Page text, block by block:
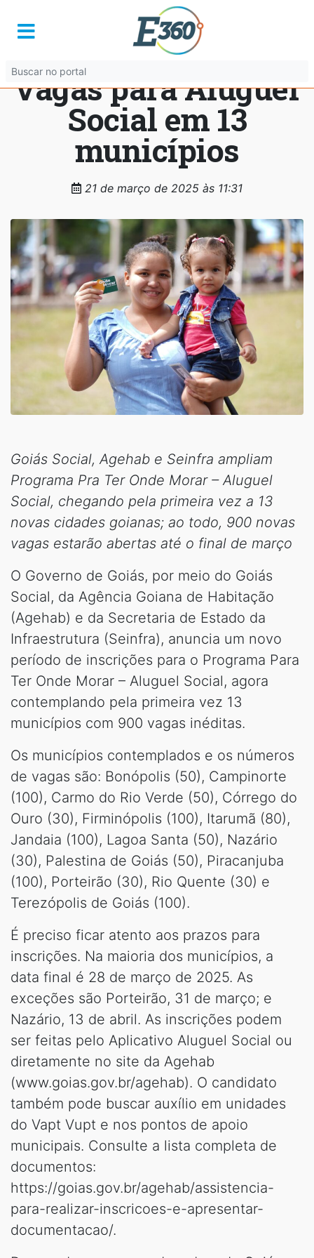
Governo de Goiás
abre 900 novas
vagas para Aluguel
Social em 13
municípios
21 de março de 2025 às 11:31
Goiás Social, Agehab e Seinfra ampliam
Programa Pra Ter Onde Morar – Aluguel
Social, chegando pela primeira vez a 13
novas cidades goianas; ao todo, 900 novas
vagas estarão abertas até o final de março
O Governo de Goiás, por meio do Goiás
Social, da Agência Goiana de Habitação
(Agehab) e da Secretaria de Estado da
Infraestrutura (Seinfra), anuncia um novo
período de inscrições para o Programa Para
Ter Onde Morar – Aluguel Social, agora
contemplando pela primeira vez 13
municípios com 900 vagas inéditas.
Os municípios contemplados e os números
de vagas são: Bonópolis (50), Campinorte
(100), Carmo do Rio Verde (50), Córrego do
Ouro (30), Firminópolis (100), Itarumã (80),
Jandaia (100), Lagoa Santa (50), Nazário
(30), Palestina de Goiás (50), Piracanjuba
(100), Porteirão (30), Rio Quente (30) e
Terezópolis de Goiás (100).
É preciso ficar atento aos prazos para
inscrições. Na maioria dos municípios, a
data final é 28 de março de 2025. As
exceções são Porteirão, 31 de março; e
Nazário, 13 de abril. As inscrições podem
ser feitas pelo Aplicativo Aluguel Social ou
diretamente no site da Agehab
(www.goias.gov.br/agehab). O candidato
também pode buscar auxílio em unidades
do Vapt Vupt e nos pontos de apoio
municipais. Consulte a lista completa de
documentos:
https://goias.gov.br/agehab/assistencia-
para-realizar-inscricoes-e-apresentar-
documentacao/.